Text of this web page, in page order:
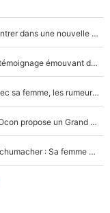
F1 - Alpine signe un accord «impensable» et va entrer dans une nouvelle dimension : Grande nouvelle pour Pierre Gasly !
F1 : « Je lui ai fait un câlin, puis j’ai dû partir...», le témoignage émouvant de Max Verstappen sur sa fille
F1 : Charles Leclerc surpris par les paparazzis avec sa femme, les rumeurs étaient vraies !
Comme pour le final du Tour de France, Esteban Ocon propose un Grand Prix de Formule 1 à Paris : «Autour de l’Arc de Triomphe, ce serait génial» !
Nouvelle rumeur autour de la santé de Michael Schumacher : Sa femme Corinna sort du silence